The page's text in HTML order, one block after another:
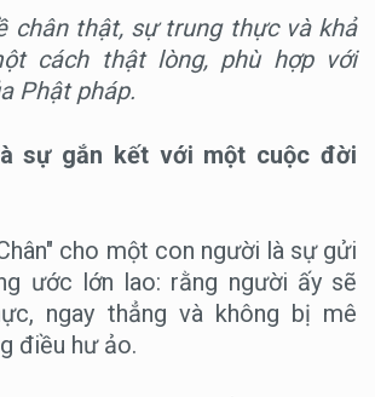
chân thật, sự trung thực và khả
cách thật lòng, phù hợp với
Phật pháp.
sự gắn kết với một cuộc đời
cho một con người là sự gửi
ước lớn lao: rằng người ấy sẽ
ngay thẳng và không bị mê
điều hư ảo.